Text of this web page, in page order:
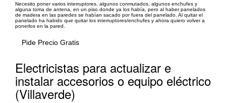
Necesito poner varios interruptores, algunos conmutados, algunos enchufes y
alguna toma de antena, en un piso donde ya los había, pero al haber panelados
de madera en las paredes se habían sacado por fuera del panelado. Al quitar el
panelado ha habido que quitar los interruptores/enchufes y ahora quiero volver a
ponerlos en la pared.
Pide Precio Gratis
Electricistas para actualizar e
instalar accesorios o equipo eléctrico
(Villaverde)